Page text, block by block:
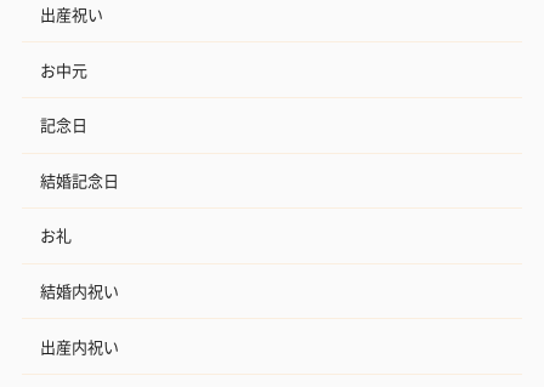
出産祝い
お中元
記念日
結婚記念日
お礼
結婚内祝い
出産内祝い